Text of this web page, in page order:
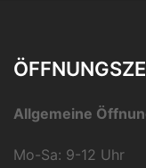
Allgemeine
Mo-Sa: 9-12 Uhr